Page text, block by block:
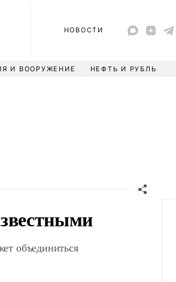
НОВОСТИ
И ВООРУЖЕНИЕ НЕФТЬ И РУБЛЬ
объединиться